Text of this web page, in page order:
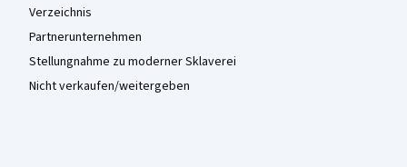
Verzeichnis
Partnerunternehmen
Stellungnahme zu moderner Sklaverei
Nicht verkaufen/weitergeben